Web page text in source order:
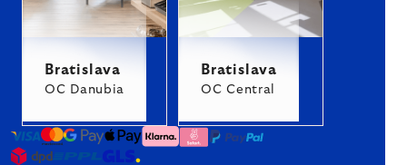
Bratislava
OC Danubia
Bratislava
OC Central